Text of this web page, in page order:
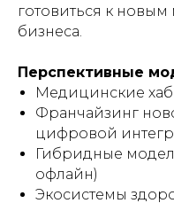
готовиться к
бизнеса.
Перспективные
Медицинские
Франчайзинг
цифровой
Гибридные
офлайн)
Экосистемы